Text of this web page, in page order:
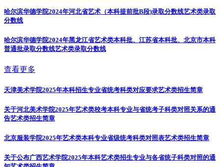
哈尔滨华德学院2024年河北省艺术（本科提前批B段)录取分数线艺术类录取
分数线
哈尔滨华德学院2024年黑龙江省艺术类本科批、江苏省本科批、北京市本科
普通批录取分数线艺术类录取分数线
查看更多
天津美术学院2025年本科招生专业省统考科类对应要求艺术类招生简章
关于河北美术学院2025年艺术类校考本科专业与省统考子科类对照关系的通
告艺术类招生简章
北京服装学院2025年艺术类本科专业省级统考科类对照表艺术类招生简章
关于公布广西艺术学院2025年本科艺术类招生专业与各省统子科类对照的通